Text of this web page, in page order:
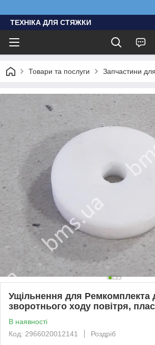
ТЕХНІКА ДЛЯ СТЯЖКИ
Товари та послуги Запчастини
Ущільнення для Ремкомплекта
зворотнього ходу повітря,
В наявності
Код: 2966020012141
Роздріб